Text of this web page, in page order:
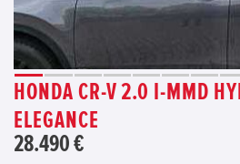
HONDA CR-V 2.0 I-MMD
ELEGANCE
28.490 €